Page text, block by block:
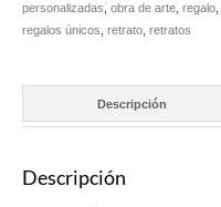
personalizadas obra de arte regalo
regalos únicos retrato retratos
Descripción
Descripción